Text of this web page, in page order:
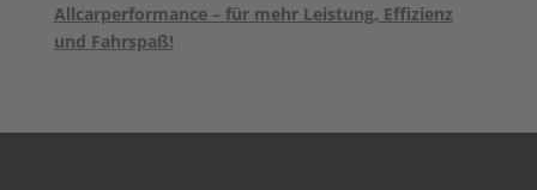
Allcarperformance – für mehr Leistung, Effizienz
und Fahrspaß!